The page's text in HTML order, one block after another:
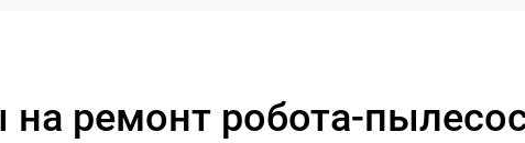
ремонт робота-